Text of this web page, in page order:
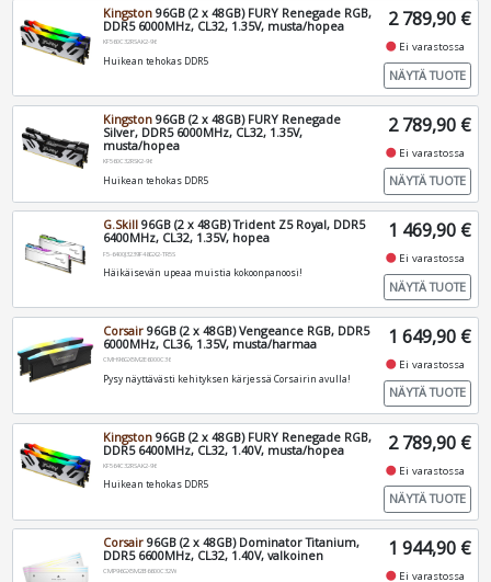
Kingston 96GB (2 x 48GB) FURY Renegade RGB,
DDR5 6000MHz, CL32, 1.35V, musta/hopea
KF560C32RSAK2-96
Huikean tehokas DDR5
2 789,90 €
fiber_manual_record Ei varastossa
NÄYTÄ TUOTE
Kingston 96GB (2 x 48GB) FURY Renegade
Silver, DDR5 6000MHz, CL32, 1.35V,
musta/hopea
KF560C32RSK2-96
Huikean tehokas DDR5
2 789,90 €
fiber_manual_record Ei varastossa
NÄYTÄ TUOTE
G.Skill 96GB (2 x 48GB) Trident Z5 Royal, DDR5
6400MHz, CL32, 1.35V, hopea
F5-6400J3239F48GX2-TR5S
Häikäisevän upeaa muistia kokoonpanoosi!
1 469,90 €
fiber_manual_record Ei varastossa
NÄYTÄ TUOTE
Corsair 96GB (2 x 48GB) Vengeance RGB, DDR5
6000MHz, CL36, 1.35V, musta/harmaa
CMH96GX5M2E6000C36
Pysy näyttävästi kehityksen kärjessä Corsairin avulla!
1 649,90 €
fiber_manual_record Ei varastossa
NÄYTÄ TUOTE
Kingston 96GB (2 x 48GB) FURY Renegade RGB,
DDR5 6400MHz, CL32, 1.40V, musta/hopea
KF564C32RSAK2-96
Huikean tehokas DDR5
2 789,90 €
fiber_manual_record Ei varastossa
NÄYTÄ TUOTE
Corsair 96GB (2 x 48GB) Dominator Titanium,
DDR5 6600MHz, CL32, 1.40V, valkoinen
CMP96GX5M2B6600C32W
1 944,90 €
fiber_manual_record Ei varastossa